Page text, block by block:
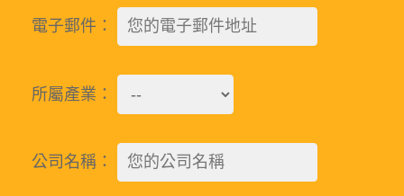
電子郵件：
所屬產業：
公司名稱：